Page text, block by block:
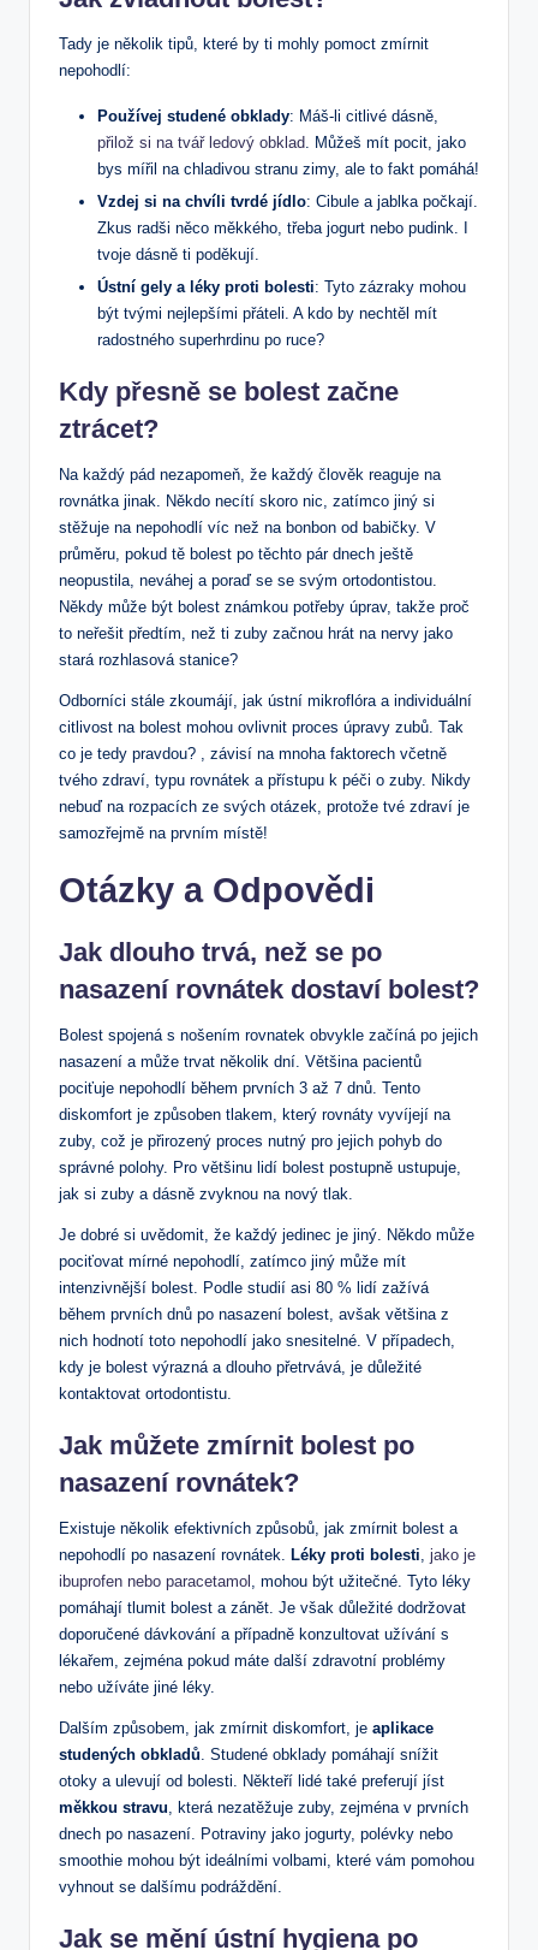
Tady je několik tipů, které by ti mohly pomoct zmírnit
nepohodlí:
Používej studené obklady: Máš-li citlivé dásně,
přilož si na tvář ledový obklad. Můžeš mít pocit, jako
bys mířil na chladivou stranu zimy, ale to fakt pomáhá!
Vzdej si na chvíli tvrdé jídlo: Cibule a jablka počkají.
Zkus radši něco měkkého, třeba jogurt nebo pudink. I
tvoje dásně ti poděkují.
Ústní gely a léky proti bolesti: Tyto zázraky mohou
být tvými nejlepšími přáteli. A kdo by nechtěl mít
radostného superhrdinu po ruce?
Kdy přesně se bolest začne
ztrácet?
Na každý pád nezapomeň, že každý člověk reaguje na
rovnátka jinak. Někdo necítí skoro nic, zatímco jiný si
stěžuje na nepohodlí víc než na bonbon od babičky. V
průměru, pokud tě bolest po těchto pár dnech ještě
neopustila, neváhej a poraď se se svým ortodontistou.
Někdy může být bolest známkou potřeby úprav, takže proč
to neřešit předtím, než ti zuby začnou hrát na nervy jako
stará rozhlasová stanice?
Odborníci stále zkoumájí, jak ústní mikroflóra a individuální
citlivost na bolest mohou ovlivnit proces úpravy zubů. Tak
co je tedy pravdou? , závisí na mnoha faktorech včetně
tvého zdraví, typu rovnátek a přístupu k péči o zuby. Nikdy
nebuď na rozpacích ze svých otázek, protože tvé zdraví je
samozřejmě na prvním místě!
Otázky a Odpovědi
Jak dlouho trvá, než se po
nasazení rovnátek dostaví bolest?
Bolest spojená s nošením rovnatek obvykle začíná po jejich
nasazení a může trvat několik dní. Většina pacientů
pociťuje nepohodlí během prvních 3 až 7 dnů. Tento
diskomfort je způsoben tlakem, který rovnáty vyvíjejí na
zuby, což je přirozený proces nutný pro jejich pohyb do
správné polohy. Pro většinu lidí bolest postupně ustupuje,
jak si zuby a dásně zvyknou na nový tlak.
Je dobré si uvědomit, že každý jedinec je jiný. Někdo může
pociťovat mírné nepohodlí, zatímco jiný může mít
intenzivnější bolest. Podle studií asi 80 % lidí zažívá
během prvních dnů po nasazení bolest, avšak většina z
nich hodnotí toto nepohodlí jako snesitelné. V případech,
kdy je bolest výrazná a dlouho přetrvává, je důležité
kontaktovat ortodontistu.
Jak můžete zmírnit bolest po
nasazení rovnátek?
Existuje několik efektivních způsobů, jak zmírnit bolest a
nepohodlí po nasazení rovnátek. Léky proti bolesti, jako je
ibuprofen nebo paracetamol , mohou být užitečné. Tyto léky
pomáhají tlumit bolest a zánět. Je však důležité dodržovat
doporučené dávkování a případně konzultovat užívání s
lékařem, zejména pokud máte další zdravotní problémy
nebo užíváte jiné léky.
Dalším způsobem, jak zmírnit diskomfort, je aplikace
studených obkladů. Studené obklady pomáhají snížit
otoky a ulevují od bolesti. Někteří lidé také preferují jíst
měkkou stravu, která nezatěžuje zuby, zejména v prvních
dnech po nasazení. Potraviny jako jogurty, polévky nebo
smoothie mohou být ideálními volbami, které vám pomohou
vyhnout se dalšímu podráždění.
Jak se mění ústní hygiena po